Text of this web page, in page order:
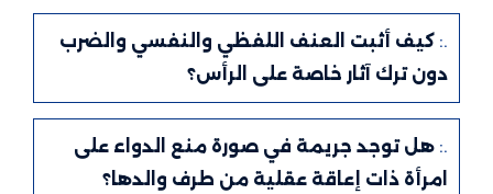
كيف أثبت العنف اللفظي والنفسي والضرب
دون ترك آثار خاصة على الرأس؟
هل توجد جريمة في صورة منع الدواء على
امرأة ذات إعاقة عقلية من طرف والدها؟